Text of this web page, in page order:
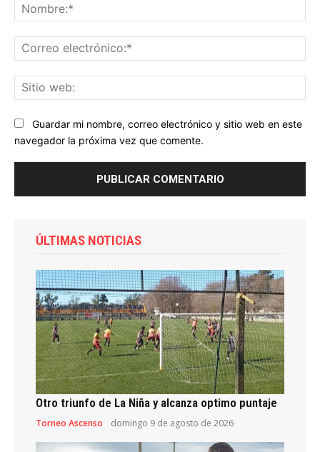
Guardar mi nombre, correo electrónico y sitio web en este
navegador la próxima vez que comente.
ÚLTIMAS NOTICIAS
Otro triunfo de La Niña y alcanza optimo puntaje
Torneo Ascenso domingo 9 de agosto de 2026